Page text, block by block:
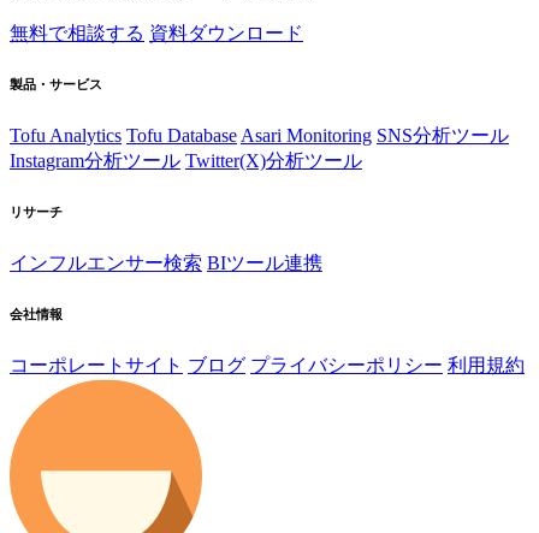
無料で相談する 資料ダウンロード
製品・サービス
Tofu Analytics Tofu Database Asari Monitoring SNS分析ツール
Instagram分析ツール Twitter(X)分析ツール
リサーチ
インフルエンサー検索 BIツール連携
会社情報
コーポレートサイト ブログ プライバシーポリシー 利用規約